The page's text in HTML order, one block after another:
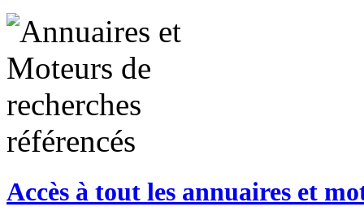
Accès à tout les annuaires et